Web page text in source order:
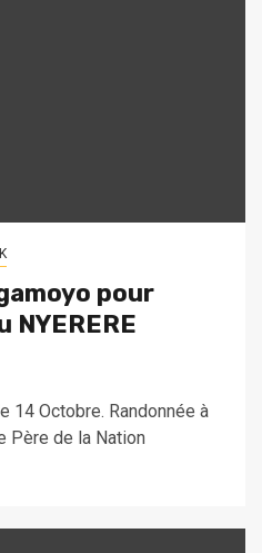
pour
NYERERE
14 Octobre. Randonnée à
Père de la Nation